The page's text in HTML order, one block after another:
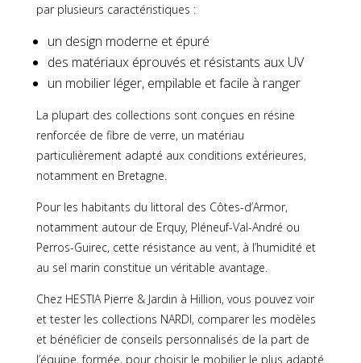
par plusieurs caractéristiques :
un design moderne et épuré
des matériaux éprouvés et résistants aux UV
un mobilier léger, empilable et facile à ranger
La plupart des collections sont conçues en résine
renforcée de fibre de verre, un matériau
particulièrement adapté aux conditions extérieures,
notamment en Bretagne.
Pour les habitants du littoral des Côtes-d’Armor,
notamment autour de Erquy, Pléneuf-Val-André ou
Perros-Guirec, cette résistance au vent, à l’humidité et
au sel marin constitue un véritable avantage.
Chez HESTIA Pierre & Jardin à Hillion, vous pouvez voir
et tester les collections NARDI, comparer les modèles
et bénéficier de conseils personnalisés de la part de
l’équipe, formée, pour choisir le mobilier le plus adapté